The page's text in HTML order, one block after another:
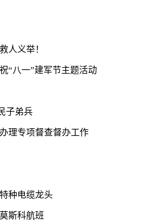
人义举！
“八一”建军节主题活动
子弟兵
理专项督查督办工作
种电缆龙头
斯科航班